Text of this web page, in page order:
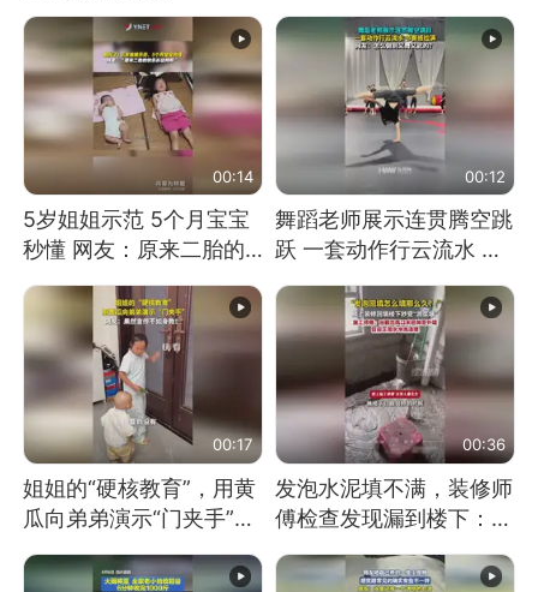
00:14
5岁姐姐示范 5个月宝宝
秒懂 网友：原来二胎的
00:12
舞蹈老师展示连贯腾空跳
跃 一套动作行云流水 节
到又舞又武的？
00:17
姐姐的“硬核教育”，用黄
瓜向弟弟演示“门夹手”，
教！
00:36
发泡水泥填不满，装修师
傅检查发现漏到楼下：出